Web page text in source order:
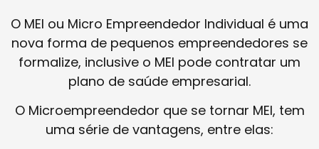
O MEI ou Micro Empreendedor Individual é uma
nova forma de pequenos empreendedores se
formalize, inclusive o MEI pode contratar um
plano de saúde empresarial.
O Microempreendedor que se tornar MEI, tem
uma série de vantagens, entre elas: